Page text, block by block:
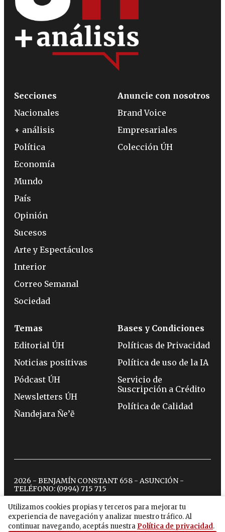
Utilizamos cookies propias y terceros para mejorar tu
experiencia de navegación y analizar nuestro tráfico. Al
continuar navegando, aceptás nuestra Política de privacidad.
Secciones
Nacionales
+ análisis
Política
Economía
Mundo
País
Opinión
Sucesos
Arte y Espectáculos
Interior
Correo Semanal
Sociedad
Anuncie con nosotros
Brand Voice
Empresariales
Colección ÚH
Temas
Editorial ÚH
Noticias positivas
Pódcast ÚH
Newsletters ÚH
Ñandejara Ñe’ẽ
Bases y Condiciones
Políticas de Privacidad
Política de uso de la IA
Servicio de
Suscripción a Crédito
Política de Calidad
2026 - BENJAMÍN CONSTANT 658 - ASUNCIÓN -
TELÉFONO: (0994) 715 715
twitterinstagram
facebook
tiktokyoutubespotify